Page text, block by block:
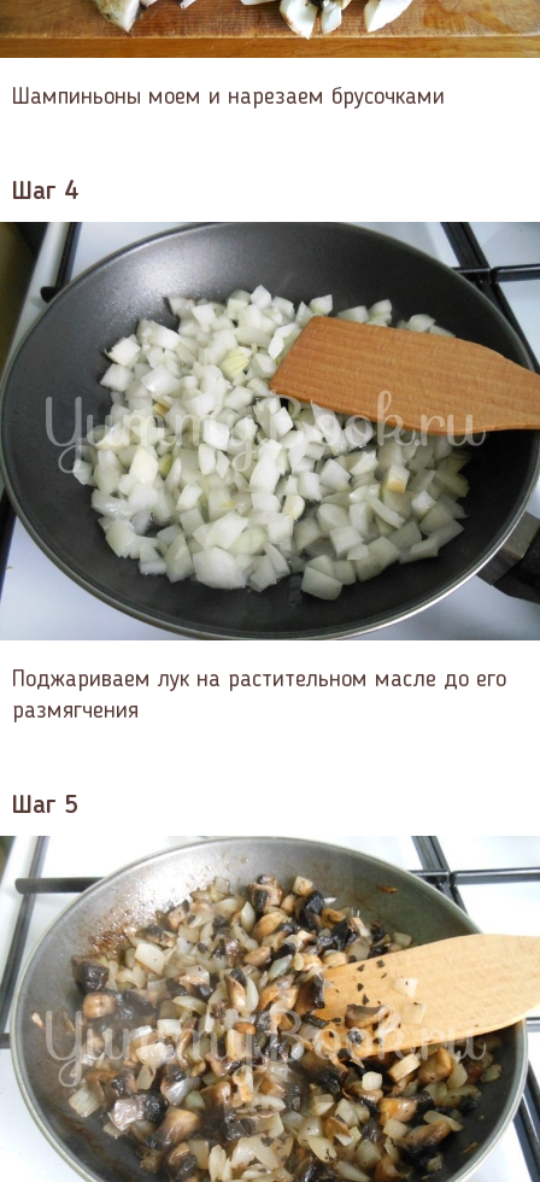
Шампиньоны моем и нарезаем брусочками
Шаг 4
Поджариваем лук на растительном масле до его
размягчения
Шаг 5